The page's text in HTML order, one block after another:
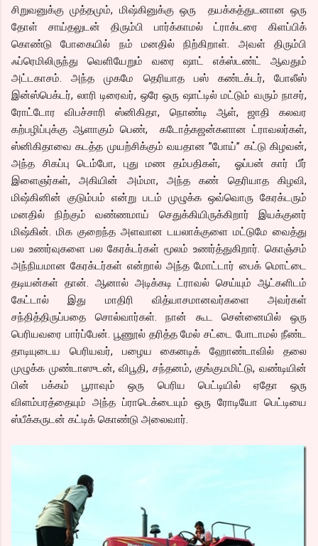
சிறுவனுக்கு முத்தமும், மிஷ்கினுக்கு ஒரு தயக்கத்துடனான ஒரு
தோள் சாய்தலுடன் திரும்பி பார்க்காமல் ட்ராக்டரை கிளப்பிக்
கொண்டு போகையில் நம் மனதில் நிற்கிறாள். அவள் திரும்பி
ஃப்ரெமிலிருந்து வெளியேறும் வரை ஷாட் எக்ஸ்டண்ட் ஆவதும்
அட்டகாசம். அந்த முகமே தெரியாத பஸ் கண்டக்டர், போலீஸ்
இன்ஸ்பெக்டர், லாரி டிரைவர், ஒரே ஒரு ஷாட்டில் மட்டும் வரும் நாசர்,
ரோட்டோர விபச்சாரி ஸ்னிகிதா, நொண்டி ஆள், ஜாதி கலவர
கற்பழிப்புக்கு ஆளாகும் பெண், கடோத்கஜன்களான ட்ராவலர்கள்,
ஸ்னிகிதாவை கடத்த முயற்சிக்கும் வயதான ”போய்” கட்டு கிழவன்,
அந்த சிகப்பு டெம்போ, புது மண தம்பதிகள், ஓப்பன் கார் பீர்
இளைஞர்கள், அகியின் அம்மா, அந்த கண் தெரியாத கிழவி,
மிஷ்கினின் குடும்பம் என்று படம் முழுக்க ஒவ்வொரு கேரக்டரும்
மனதில் நிற்கும் வண்ணமாய் செதுக்கியிருக்கிறார் இயக்குனர்
மிஷ்கின். மிக குறைந்த அளவான டயலாக்குளை மட்டுமே வைத்து
பல உணர்வுகளை பல கேரக்டர்கள் மூலம் உணர்த்துகிறார். கொஞ்சம்
அந்நியமான கேரக்டர்கள் என்றால் அந்த மோட்டார் பைக் மொட்டை
தடியன்கள் தான். ஆனால் அடிக்கடி ட்ராவல் செய்யும் ஆட்களிடம்
கேட்டால் இது மாதிரி வித்யாசமானவர்களை அவர்கள்
சந்தித்திருப்பதை சொல்வார்கள். நான் கூட சென்னையில் ஒரு
பெரியவரை பார்ப்பேன். பூணூல் தரித்த மேல் சட்டை போடாமல் நீண்ட
தாடியுடைய பெரியவர், பழைய கைனடிக் ஹோண்டாவில் தலை
முழுக்க முண்டாஸுடன், விபூதி, சந்தனம், குங்குமமிட்டு, வண்டியின்
பின் பக்கம் பூராவும் ஒரு பெரிய பெட்டியில் ஏதோ ஒரு
விளம்பரத்தையும் அந்த ப்ராடெக்டையும் ஒரு ரோடியோ பெட்டியை
ஸ்பீக்கருடன் கட்டிக் கொண்டு அலைவார்.